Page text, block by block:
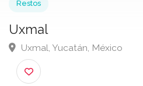
Uxmal
Uxmal, Yucatán, México